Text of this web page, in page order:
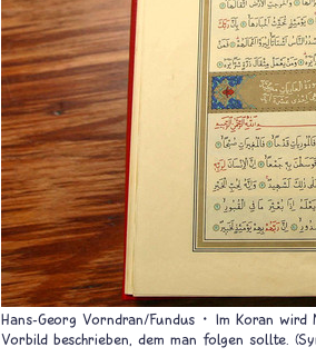
Hans-Georg Vorndran/Fundus
Im Koran wird
Vorbild beschrieben, dem man folgen sollte.